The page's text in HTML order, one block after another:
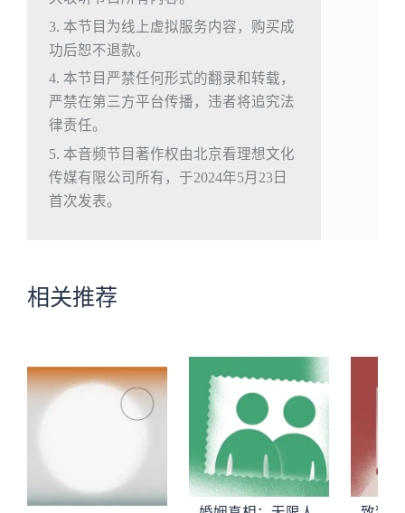
3. 本节目为线上虚拟服务内容，购买成
功后恕不退款。
4. 本节目严禁任何形式的翻录和转载，
严禁在第三方平台传播，违者将追究法
律责任。
5. 本音频节目著作权由北京看理想文化
传媒有限公司所有，于2024年5月23日
首次发表。
相关推荐